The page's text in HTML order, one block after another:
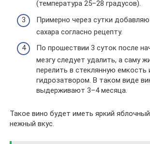
(температура 25–28 градусов).
Примерно через сутки
сахара согласно рецепту.
По прошествии 3 суток после
мезгу следует удалить, а саму
перелить в стеклянную емкость
гидрозатвором. В таком виде
выдерживают 3–4 месяца.
Такое вино будет иметь яркий
нежный вкус.